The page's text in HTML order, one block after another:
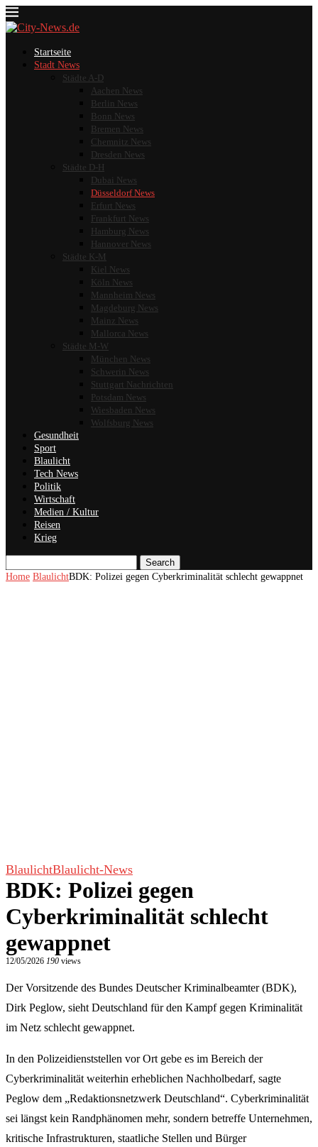
Startseite
Stadt News
Städte A-D
Aachen News
Berlin News
Bonn News
Bremen News
Chemnitz News
Dresden News
Städte D-H
Dubai News
Düsseldorf News
Erfurt News
Frankfurt News
Hamburg News
Hannover News
Städte K-M
Kiel News
Köln News
Mannheim News
Magdeburg News
Mainz News
Mallorca News
Städte M-W
München News
Schwerin News
Stuttgart Nachrichten
Potsdam News
Wiesbaden News
Wolfsburg News
Gesundheit
Sport
Blaulicht
Tech News
Politik
Wirtschaft
Medien / Kultur
Reisen
Krieg
Search
Home BlaulichtBDK: Polizei gegen Cyberkriminalität schlecht gewappnet
BlaulichtBlaulicht-News
BDK: Polizei gegen
Cyberkriminalität schlecht
gewappnet
12/05/2026 190 views
Der Vorsitzende des Bundes Deutscher Kriminalbeamter (BDK),
Dirk Peglow, sieht Deutschland für den Kampf gegen Kriminalität
im Netz schlecht gewappnet.
In den Polizeidienststellen vor Ort gebe es im Bereich der
Cyberkriminalität weiterhin erheblichen Nachholbedarf, sagte
Peglow dem „Redaktionsnetzwerk Deutschland“. Cyberkriminalität
sei längst kein Randphänomen mehr, sondern betreffe Unternehmen,
kritische Infrastrukturen, staatliche Stellen und Bürger